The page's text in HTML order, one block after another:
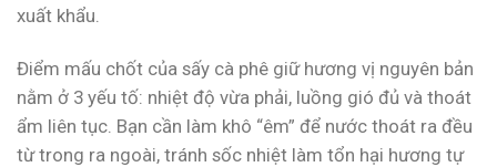
xuất khẩu.
Điểm mấu chốt của sấy cà phê giữ hương vị nguyên bản
nằm ở 3 yếu tố: nhiệt độ vừa phải, luồng gió đủ và thoát
ẩm liên tục. Bạn cần làm khô “êm” để nước thoát ra đều
từ trong ra ngoài, tránh sốc nhiệt làm tổn hại hương tự